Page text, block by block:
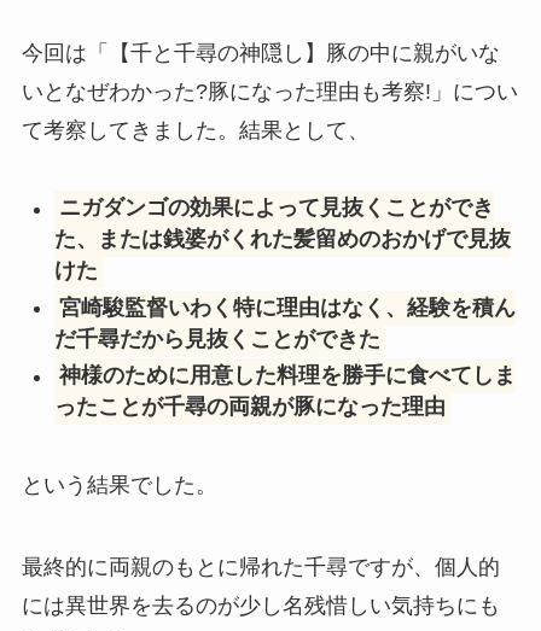
今回は「【千と千尋の神隠し】豚の中に親がいな
いとなぜわかった?豚になった理由も考察!」につい
て考察してきました。結果として、
ニガダンゴの効果によって見抜くことができ
た、または銭婆がくれた髪留めのおかげで見抜
けた
宮崎駿監督いわく特に理由はなく、経験を積ん
だ千尋だから見抜くことができた
神様のために用意した料理を勝手に食べてしま
ったことが千尋の両親が豚になった理由
という結果でした。
最終的に両親のもとに帰れた千尋ですが、個人的
には異世界を去るのが少し名残惜しい気持ちにも